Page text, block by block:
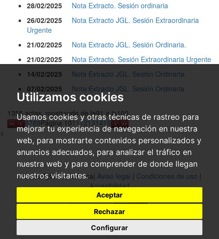
Utilizamos cookies
Usamos cookies y otras técnicas de rastreo para
mejorar tu experiencia de navegación en nuestra
web, para mostrarte contenidos personalizados y
anuncios adecuados, para analizar el tráfico en
nuestra web y para comprender de donde llegan
nuestros visitantes.
Aceptar
Rechazar
Configurar
28/02/2025
Nota Extracto. Sesión ordinaria
26/02/2025
Nota Extracto JGL. Sesión Extraordinaria
Urgente
21/02/2025
Nota Extracto JGL. Sesión Ordinaria.
21/02/2025
Nota Extracto. Sesión Extraordinaria Urgente
14/02/2025
Nota Extracto JGL. Sesión Ordinaria.
07/02/2025
Nota Extracto JGL. Sesión Ordinaria
1355 actas, mostrando de la91 a la100
6789Página 1011 12131415
<
© 2026 Ayto. de Cuenca| Aviso legal | Condiciones de uso |
Accesibilidad